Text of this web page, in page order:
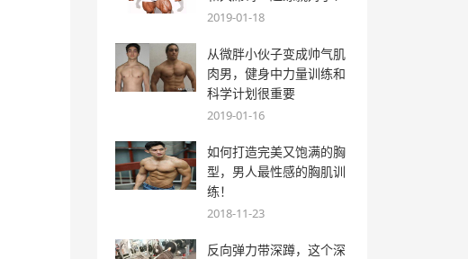
2019-01-18
从微胖小伙子变成帅气肌
肉男，健身中力量训练和
科学计划很重要
2019-01-16
如何打造完美又饱满的胸
型，男人最性感的胸肌训
练！
2018-11-23
反向弹力带深蹲，这个深